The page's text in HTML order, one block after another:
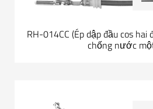
RH-014CC (Ép dập đầu cos hai
chống nước